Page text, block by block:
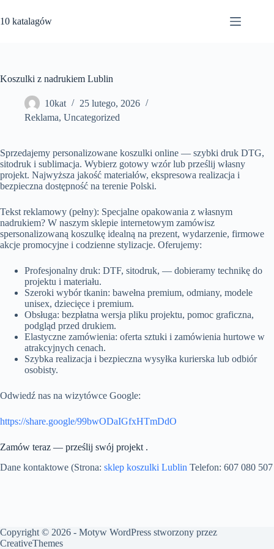
do
treści
10 katalagów
Koszulki z nadrukiem Lublin
10kat
25 lutego, 2026
Reklama, Uncategorized
Sprzedajemy personalizowane koszulki online — szybki druk DTG,
sitodruk i sublimacja. Wybierz gotowy wzór lub prześlij własny
projekt. Najwyższa jakość materiałów, ekspresowa realizacja i
bezpieczna dostępność na terenie Polski.
Tekst reklamowy (pełny): Specjalne opakowania z własnym
nadrukiem? W naszym sklepie internetowym zamówisz
spersonalizowaną koszulkę idealną na prezent, wydarzenie, firmowe
akcje promocyjne i codzienne stylizacje. Oferujemy:
Profesjonalny druk: DTF, sitodruk, — dobieramy technikę do
projektu i materiału.
Szeroki wybór tkanin: bawełna premium, odmiany, modele
unisex, dziecięce i premium.
Obsługa: bezpłatna wersja pliku projektu, pomoc graficzna,
podgląd przed drukiem.
Elastyczne zamówienia: oferta sztuki i zamówienia hurtowe w
atrakcyjnych cenach.
Szybka realizacja i bezpieczna wysyłka kurierska lub odbiór
osobisty.
Odwiedź nas na wizytówce Google:
https://share.google/99bwODaIGfxHTmDdO
Zamów teraz — prześlij swój projekt .
Dane kontaktowe (Strona: sklep koszulki Lublin Telefon: 607 080 507
Copyright © 2026 - Motyw WordPress stworzony przez
CreativeThemes